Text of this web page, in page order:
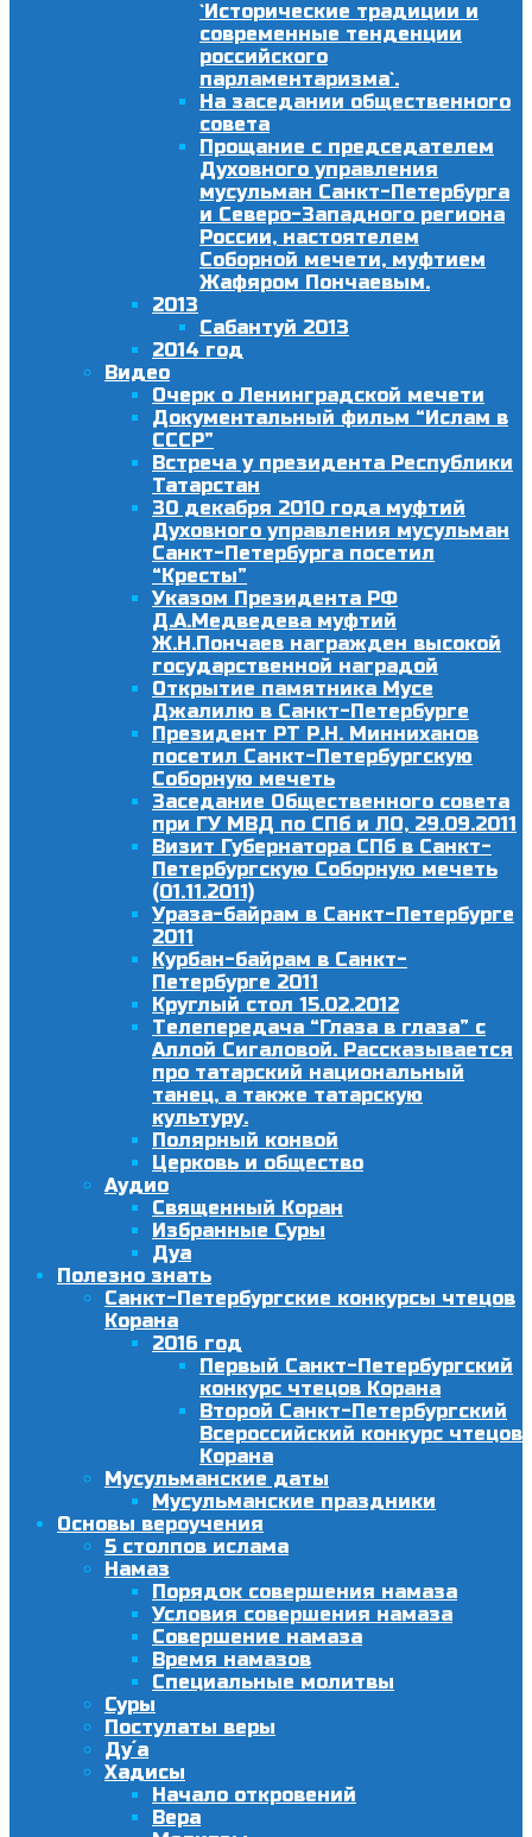
`Исторические традиции и
современные тенденции
российского
парламентаризма`.
На заседании общественного
совета
Прощание с председателем
Духовного управления
мусульман Санкт-Петербурга
и Северо-Западного региона
России, настоятелем
Соборной мечети, муфтием
Жафяром Пончаевым.
2013
Сабантуй 2013
2014 год
Видео
Очерк о Ленинградской мечети
Документальный фильм “Ислам в
СССР”
Встреча у президента Республики
Татарстан
30 декабря 2010 года муфтий
Духовного управления мусульман
Санкт-Петербурга посетил
“Кресты”
Указом Президента РФ
Д.А.Медведева муфтий
Ж.Н.Пончаев награжден высокой
государственной наградой
Открытие памятника Мусе
Джалилю в Санкт-Петербурге
Президент РТ Р.Н. Минниханов
посетил Санкт-Петербургскую
Соборную мечеть
Заседание Общественного совета
при ГУ МВД по СПб и ЛО, 29.09.2011
Визит Губернатора СПб в Санкт-
Петербургскую Соборную мечеть
(01.11.2011)
Ураза-байрам в Санкт-Петербурге
2011
Курбан-байрам в Санкт-
Петербурге 2011
Круглый стол 15.02.2012
Телепередача “Глаза в глаза” с
Аллой Сигаловой. Рассказывается
про татарский национальный
танец, а также татарскую
культуру.
Полярный конвой
Церковь и общество
Аудио
Священный Коран
Избранные Суры
Дуа
Полезно знать
Санкт-Петербургские конкурсы чтецов
Корана
2016 год
Первый Санкт-Петербургский
конкурс чтецов Корана
Второй Санкт-Петербургский
Всероссийский конкурс чтецов
Корана
Мусульманские даты
Мусульманские праздники
Основы вероучения
5 столпов ислама
Намаз
Порядок совершения намаза
Условия совершения намаза
Совершение намаза
Время намазов
Специальные молитвы
Суры
Постулаты веры
Ду´а
Хадисы
Начало откровений
Вера